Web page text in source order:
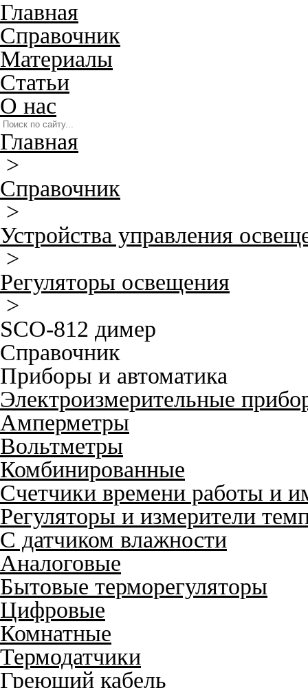
Главная
Справочник
Материалы
Статьи
О нас
Главная
>
Справочник
>
Устройства управления
>
Регуляторы освещения
>
SCO-812 димер
Справочник
Приборы и автоматика
Электроизмерительные
Амперметры
Вольтметры
Комбинированные
Счетчики времени работы и
Регуляторы и измерители
С датчиком влажности
Аналоговые
Бытовые терморегуляторы
Цифровые
Комнатные
Термодатчики
Греющий кабель